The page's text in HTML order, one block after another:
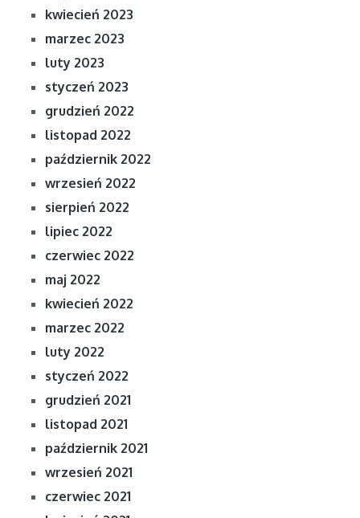
kwiecień 2023
marzec 2023
luty 2023
styczeń 2023
grudzień 2022
listopad 2022
październik 2022
wrzesień 2022
sierpień 2022
lipiec 2022
czerwiec 2022
maj 2022
kwiecień 2022
marzec 2022
luty 2022
styczeń 2022
grudzień 2021
listopad 2021
październik 2021
wrzesień 2021
czerwiec 2021